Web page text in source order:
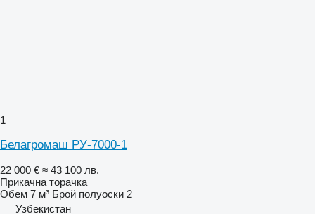
1
Белагромаш РУ-7000-1
22 000 € ≈ 43 100 лв.
Прикачна торачка
Обем 7 м³ Брой полуоски 2
Узбекистан